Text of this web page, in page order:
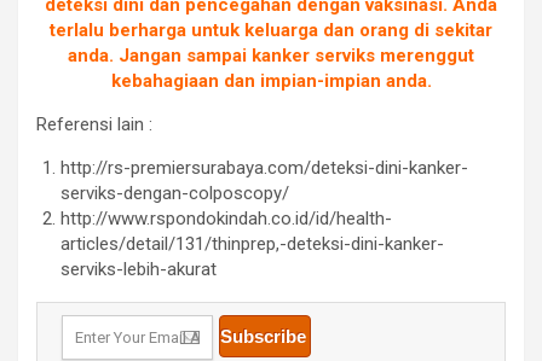
deteksi dini dan pencegahan dengan vaksinasi. Anda
terlalu berharga untuk keluarga dan orang di sekitar
anda. Jangan sampai kanker serviks merenggut
kebahagiaan dan impian-impian anda.
Referensi lain :
http://rs-premiersurabaya.com/deteksi-dini-kanker-
serviks-dengan-colposcopy/
http://www.rspondokindah.co.id/id/health-
articles/detail/131/thinprep,-deteksi-dini-kanker-
serviks-lebih-akurat